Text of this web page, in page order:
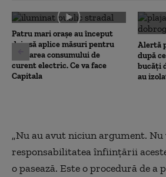
0
seconds
Patru mari orașe au început
deja să aplice măsuri pentru
limitarea consumului de
curent electric. Ce va face
Capitala
Alertă
după
bucăți
au
„Nu au avut niciun argument. Nu
responsabilitatea înființării
o pasează. Este o procedură de a